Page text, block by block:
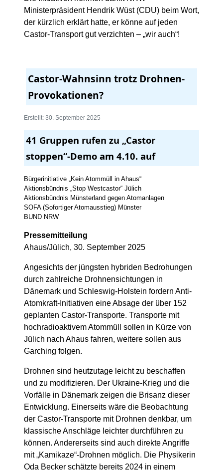
Ministerpräsident Hendrik Wüst (CDU) beim Wort,
der kürzlich erklärt hatte, er könne auf jeden
Castor-Transport gut verzichten – „wir auch“!
Castor-Wahnsinn trotz Drohnen-
Provokationen?
Erstellt: 30. September 2025
41 Gruppen rufen zu „Castor
stoppen“-Demo am 4.10. auf
Bürgerinitiative „Kein Atommüll in Ahaus“
Aktionsbündnis „Stop Westcastor“ Jülich
Aktionsbündnis Münsterland gegen Atomanlagen
SOFA (Sofortiger Atomausstieg) Münster
BUND NRW
Pressemitteilung
Ahaus/Jülich, 30. September 2025
Angesichts der jüngsten hybriden Bedrohungen
durch zahlreiche Drohnensichtungen in
Dänemark und Schleswig-Holstein fordern Anti-
Atomkraft-Initiativen eine Absage der über 152
geplanten Castor-Transporte. Transporte mit
hochradioaktivem Atommüll sollen in Kürze von
Jülich nach Ahaus fahren, weitere sollen aus
Garching folgen.
Drohnen sind heutzutage leicht zu beschaffen
und zu modifizieren. Der Ukraine-Krieg und die
Vorfälle in Dänemark zeigen die Brisanz dieser
Entwicklung. Einerseits wäre die Beobachtung
der Castor-Transporte mit Drohnen denkbar, um
klassische Anschläge leichter durchführen zu
können. Andererseits sind auch direkte Angriffe
mit „Kamikaze“-Drohnen möglich. Die Physikerin
Oda Becker schätzte bereits 2024 in einem